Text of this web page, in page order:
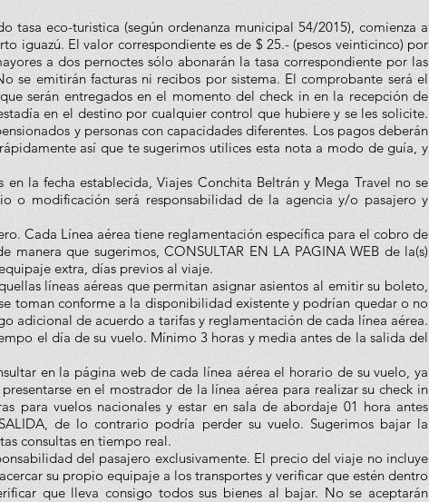
eco-turistica (según ordenanza municipal 54/2015), comienza a
iguazú. El valor correspondiente es de $ 25.- (pesos veinticinco) por
a dos pernoctes sólo abonarán la tasa correspondiente por las
se emitirán facturas ni recibos por sistema. El comprobante será el
serán entregados en el momento del check in en la recepción de
en el destino por cualquier control que hubiere y se les solicite.
y personas con capacidades diferentes. Los pagos deberán
así que te sugerimos utilices esta nota a modo de guía, y
la fecha establecida, Viajes Conchita Beltrán y Mega Travel no se
o modificación será responsabilidad de la agencia y/o pasajero y
Cada Línea aérea tiene reglamentación específica para el cobro de
que sugerimos, CONSULTAR EN LA PAGINA WEB de la(s)
extra, días previos al viaje.
líneas aéreas que permitan asignar asientos al emitir su boleto,
toman conforme a la disponibilidad existente y podrían quedar o no
adicional de acuerdo a tarifas y reglamentación de cada línea aérea.
el día de su vuelo. Mínimo 3 horas y media antes de la salida del
en la página web de cada línea aérea el horario de su vuelo, ya
en el mostrador de la línea aérea para realizar su check in
para vuelos nacionales y estar en sala de abordaje 01 hora antes
de lo contrario podría perder su vuelo. Sugerimos bajar la
consultas en tiempo real.
del pasajero exclusivamente. El precio del viaje no incluye
su propio equipaje a los transportes y verificar que estén dentro
que lleva consigo todos sus bienes al bajar. No se aceptarán